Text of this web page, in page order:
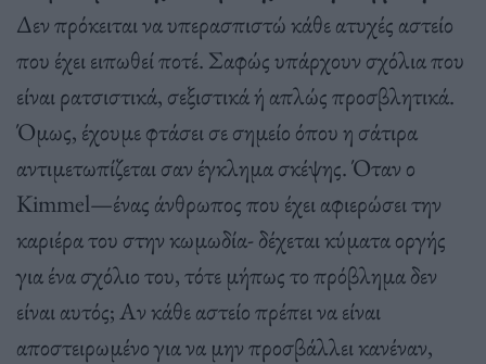
Δεν πρόκειται να υπερασπιστώ κάθε ατυχές αστείο
που έχει ειπωθεί ποτέ. Σαφώς υπάρχουν σχόλια που
είναι ρατσιστικά, σεξιστικά ή απλώς προσβλητικά.
Όμως, έχουμε φτάσει σε σημείο όπου η σάτιρα
αντιμετωπίζεται σαν έγκλημα σκέψης. Όταν ο
Kimmel—ένας άνθρωπος που έχει αφιερώσει την
καριέρα του στην κωμωδία- δέχεται κύματα οργής
για ένα σχόλιο του, τότε μήπως το πρόβλημα δεν
είναι αυτός; Αν κάθε αστείο πρέπει να είναι
αποστειρωμένο για να μην προσβάλλει κανέναν,